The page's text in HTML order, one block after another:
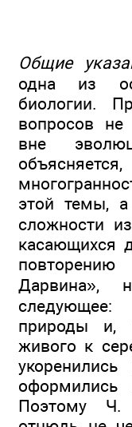
Общие
одна из
биологии.
вопросов не
вне
этой темы,
сложности
касающихся
Дарвина»,
природы и,
живого к
оформились
Поэтому Ч.